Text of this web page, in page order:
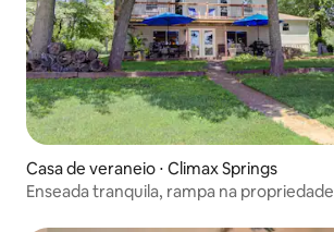
Casa de veraneio ⋅ Climax Springs
Enseada tranquila, rampa na propriedade